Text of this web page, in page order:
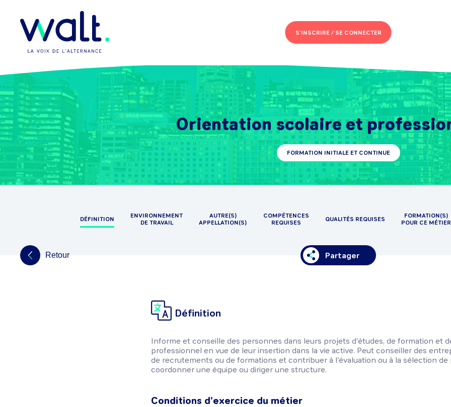
S'INSCRIRE /SE CONNECTER
Orientation scolaire et
FORMATION INITIALE ET CONTINUE
DÉFINITION
ENVIRONNEMENT
DE TRAVAIL
AUTRE(S)
APPELLATION(S)
COMPÉTENCES
REQUISES
QUALITÉS REQUISES
FORMATION(S)
POUR CE MÉTIER
Retour Partager
Définition
Informe et conseille des personnes dans leurs projets d'études, de formation et
professionnel en vue de leur insertion dans la vie active. Peut conseiller des
de recrutements ou de formations et contribuer à l'évaluation ou à la sélection de
coordonner une équipe ou diriger une structure.
Conditions d’exercice du métier